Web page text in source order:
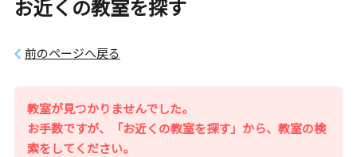
お近くの教室を探す
前のページへ戻る
教室が見つかりませんでした。
お手数ですが、「お近くの教室を探す」から、教室の検
索をしてください。